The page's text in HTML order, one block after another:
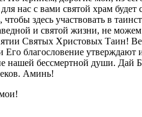
с вами святой храм
здесь участвовать в
и святой жизни, не
Святых Христовых Таин!
благословение
нашей бессмертной души.
Аминь!